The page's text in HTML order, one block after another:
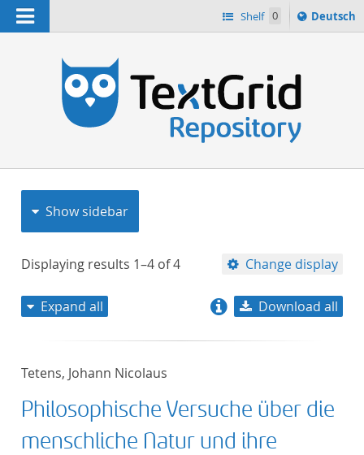
Navigation Shelf 0
Sprache
ï¿½ndern
Deutsch
Show sidebar
Displaying results 1–4 of4 Change display
title descending
Expand all Download all
Tetens, Johann Nicolaus
Philosophische Versuche über die
menschliche Natur und ihre